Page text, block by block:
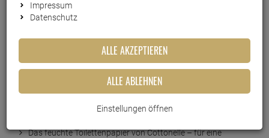
Cottonelle feuchtes
Toilettenpapier Mizellenwasser
Das feuchte Toilettenpapier von Cottonelle – für eine
Impressum
Datenschutz
ALLE AKZEPTIEREN
ALLE ABLEHNEN
Einstellungen öffnen